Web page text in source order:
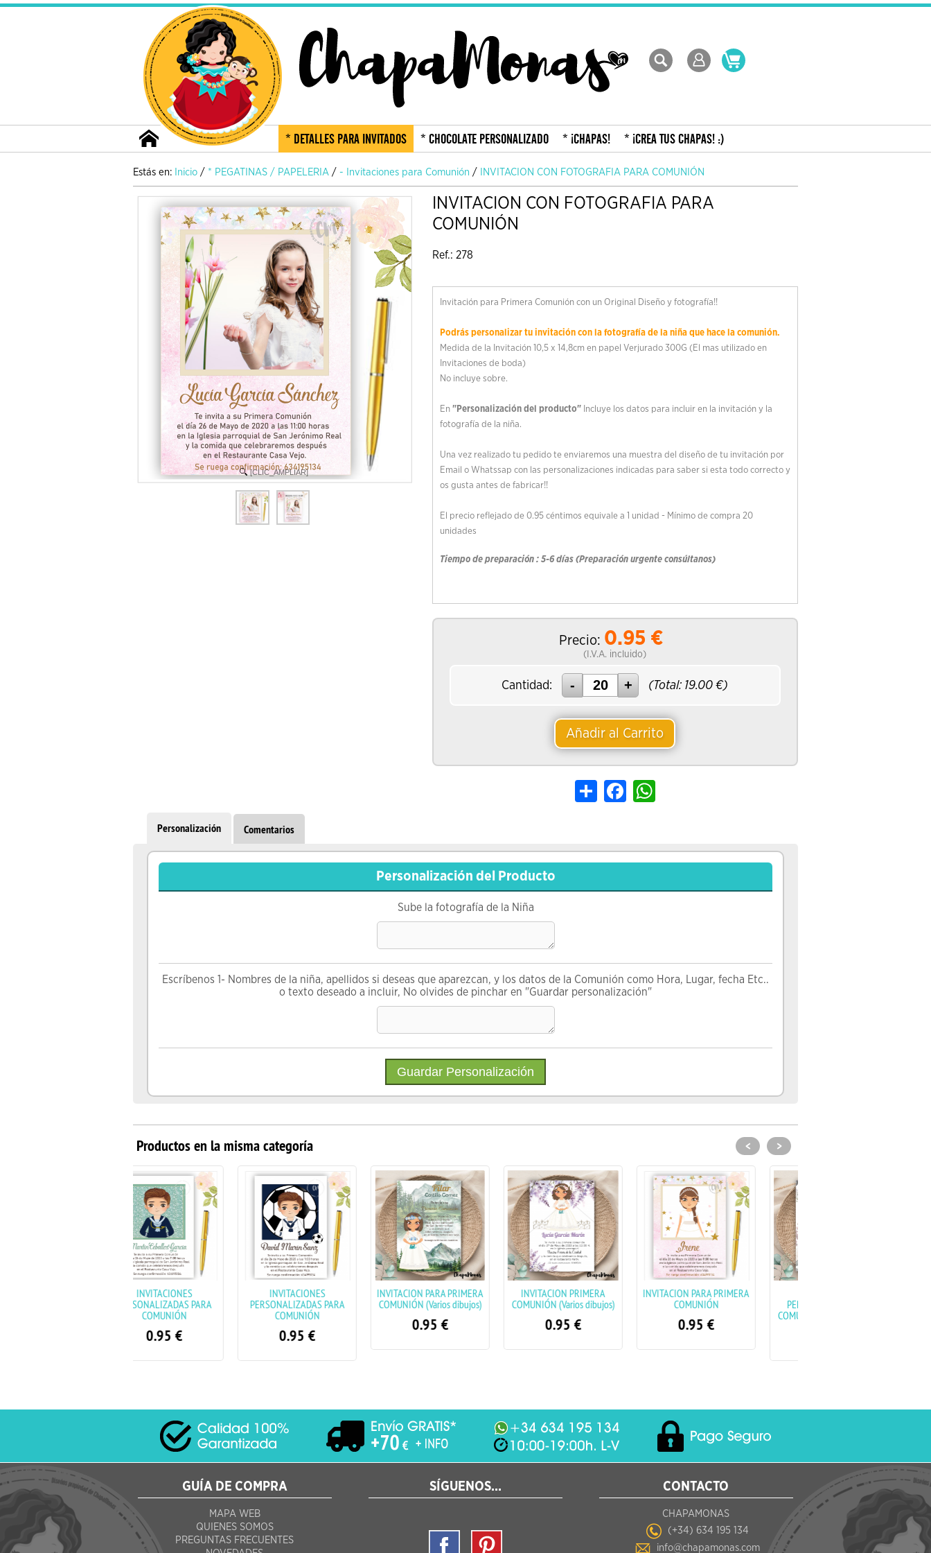
* DETALLES PARA INVITADOS * CHOCOLATE PERSONALIZADO * ¡CHAPAS! * ¡CREA TUS CHAPAS! :)
Estás en: Inicio / * PEGATINAS / PAPELERIA / - Invitaciones para Comunión / INVITACION CON FOTOGRAFIA PARA COMUNIÓN
[CLIC_AMPLIAR]
INVITACION CON FOTOGRAFIA PARA
COMUNIÓN
Ref.: 278
Invitación para Primera Comunión con un Original Diseño y fotografía!!
Podrás personalizar tu invitación con la fotografía de la niña que hace la comunión.
Medida de la Invitación 10,5 x 14,8cm en papel Verjurado 300G (El mas utilizado en
Invitaciones de boda)
No incluye sobre.
En "Personalización del producto"Incluye los datos para incluir en la invitación y la
fotografía de la niña.
Una vez realizado tu pedido te enviaremos una muestra del diseño de tu invitación por
Email o Whatssap con las personalizaciones indicadas para saber si esta todo correcto y
os gusta antes de fabricar!!
El precio reflejado de 0.95 céntimos equivale a 1 unidad - Mínimo de compra 20
unidades
Tiempo de preparación : 5-6 días (Preparación urgente consúltanos)
Precio: 0.95 €
(I.V.A. incluido)
Cantidad: (Total: 19.00 €)
Añadir al Carrito
Share FacebookWhatsApp
Personalización Comentarios
Personalización del Producto
Sube la fotografía de la Niña
Escríbenos 1- Nombres de la niña, apellidos si deseas que aparezcan, y los datos de la Comunión como Hora, Lugar, fecha Etc..
o texto deseado a incluir, No olvides de pinchar en "Guardar personalización"
Productos en la misma categoría
INVITACIONES
PERSONALIZADAS PARA
COMUNIÓN
0.95
INVITACION PARA PRIMERA
COMUNIÓN (Varios dibujos)
0.95
INVITACION PRIMERA
COMUNIÓN (Varios dibujos)
0.95
INVITACION PARA PRIMERA
COMUNIÓN
0.95
INVITACIONES
PERSONALIZADAS DE
COMUNIÓN (Varios dibujos)
0.95
< >
GUÍA DE COMPRA
MAPA WEB
QUIENES SOMOS
PREGUNTAS FRECUENTES
SÍGUENOS... CONTACTO
CHAPAMONAS
(+34) 634 195 134
info@chapamonas.com